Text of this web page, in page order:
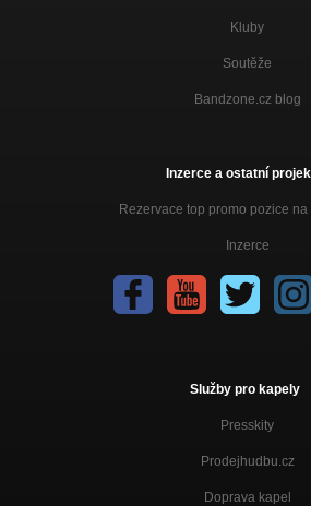
Kluby
Soutěže
Bandzone.cz blog
Inzerce a ostatní
Rezervace top promo pozice
Inzerce
Služby pro kapely
Presskity
Prodejhudbu.cz
Doprava kapel